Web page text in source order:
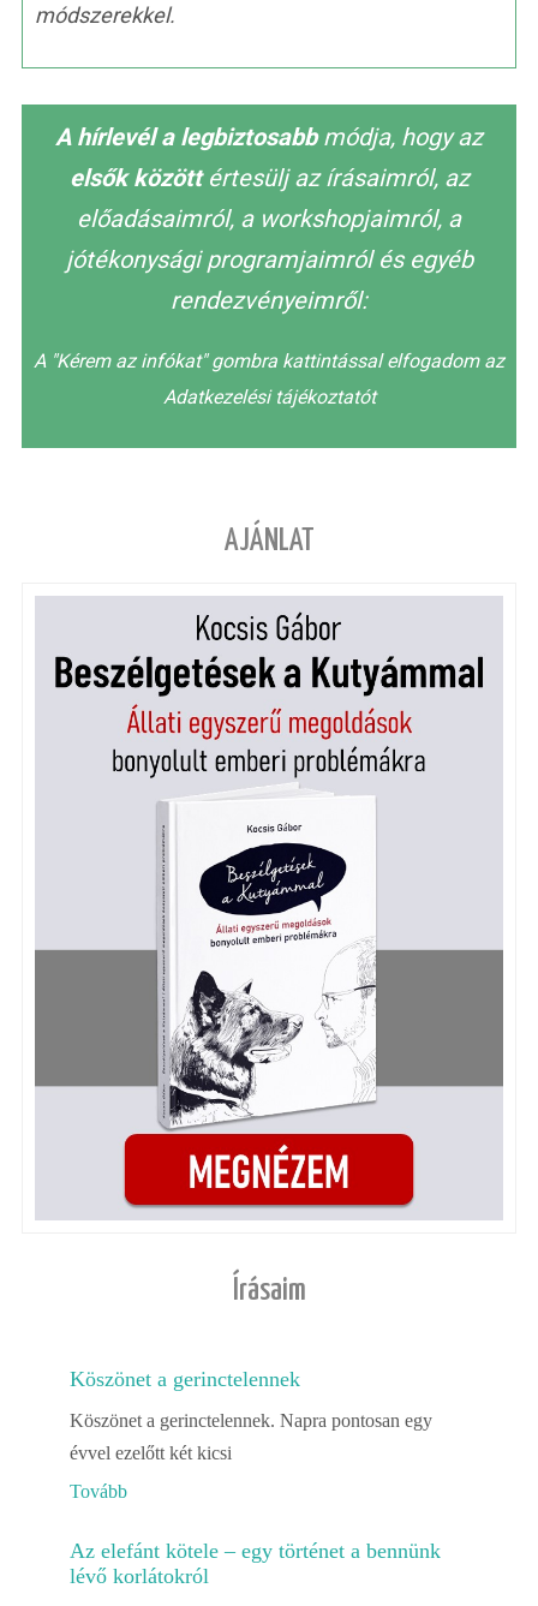
módszerekkel.
A hírlevél a legbiztosabbmódja, hogy az
elsők közöttértesülj az írásaimról, az
előadásaimról, a workshopjaimról, a
jótékonysági programjaimról és egyéb
rendezvényeimről:
A "Kérem az infókat" gombra kattintással elfogadom az
Adatkezelési tájékoztatót
AJÁNLAT
Írásaim
Köszönet a gerinctelennek
Köszönet a gerinctelennek. Napra pontosan egy
évvel ezelőtt két kicsi
Tovább
Az elefánt kötele – egy történet a bennünk
lévő korlátokról